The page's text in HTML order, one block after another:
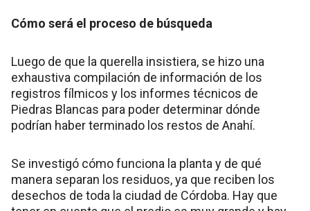
Cómo será el proceso de búsqueda
Luego de que la querella insistiera, se hizo una
exhaustiva compilación de información de los
registros fílmicos y los informes técnicos de
Piedras Blancas para poder determinar dónde
podrían haber terminado los restos de Anahí.
Se investigó cómo funciona la planta y de qué
manera separan los residuos, ya que reciben los
desechos de toda la ciudad de Córdoba. Hay que